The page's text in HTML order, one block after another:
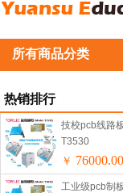
所有商品分类
热销排行
技校pcb线路
T3530
￥ 76000.00
工业级pcb制